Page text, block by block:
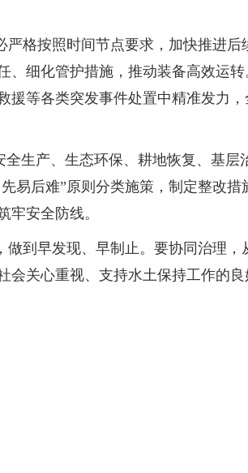
格按照时间节点要求，加快推进后
、细化管护措施，推动装备高效运转
援等各类突发事件处置中精准发力，
生产、生态环保、耕地恢复、基层
易后难”原则分类施策，制定整改措
安全防线。
到早发现、早制止。要协同治理，
会关心重视、支持水土保持工作的良